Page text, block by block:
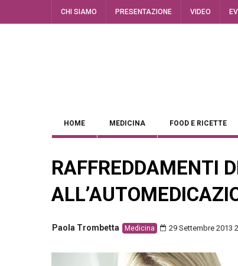
CHI SIAMO PRESENTAZIONE VIDEO
HOME MEDICINA FOOD E RICETTE
RAFFREDDAMENTI
Paola Trombetta Medicina 29 Settembre 2013